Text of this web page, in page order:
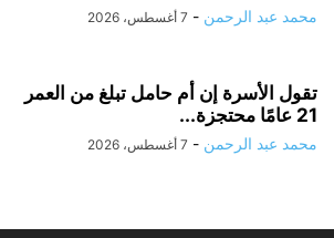
محمد عبد الرحمن - 7 أغسطس، 2026
تقول الأسرة إن أم حامل تبلغ من العمر
21 عامًا محتجزة...
محمد عبد الرحمن - 7 أغسطس، 2026